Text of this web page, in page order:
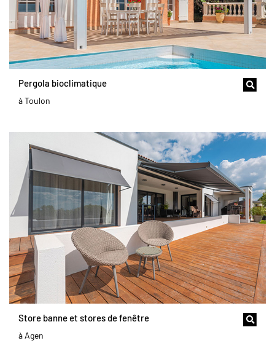
Pergola bioclimatique
à Toulon
Store banne et stores de fenêtre
à Agen